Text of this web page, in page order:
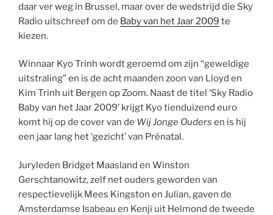
daar ver weg in Brussel, maar over de wedstrijd die Sky
Radio uitschreef om de Baby van het Jaar 2009 te
kiezen.
Winnaar Kyo Trinh wordt geroemd om zijn “geweldige
uitstraling” en is de acht maanden zoon van Lloyd en
Kim Trinh uit Bergen op Zoom. Naast de titel ‘Sky Radio
Baby van het Jaar 2009’ krijgt Kyo tienduizend euro
komt hij op de cover van de Wij Jonge Ouders en is hij
een jaar lang het ‘gezicht’ van Prénatal.
Juryleden Bridget Maasland en Winston
Gerschtanowitz, zelf net ouders geworden van
respectievelijk Mees Kingston en Julian, gaven de
Amsterdamse Isabeau en Kenji uit Helmond de tweede